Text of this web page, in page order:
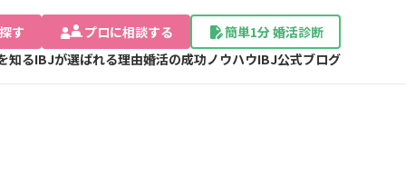
す プロに相談する
簡単1分 婚活診断
知るIBJが選ばれる理由婚活の成功ノウハウIBJ公式ブログ